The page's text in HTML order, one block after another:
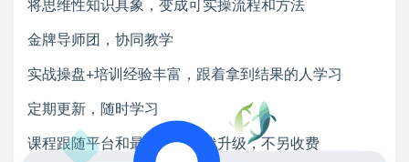
将思维性知识具象，变成可实操流程和方法
金牌导师团，协同教学
实战操盘+培训经验丰富，跟着拿到结果的人学习
定期更新，随时学习
课程跟随平台和最新玩法迭代升级，不另收费